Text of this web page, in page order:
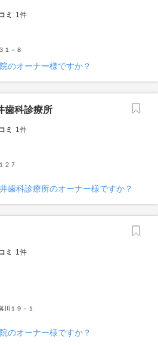
ミ 1件
１－８
のオーナー様ですか？
歯科診療所
ミ 1件
２７
歯科診療所のオーナー様ですか？
ミ 1件
川１９－１
のオーナー様ですか？